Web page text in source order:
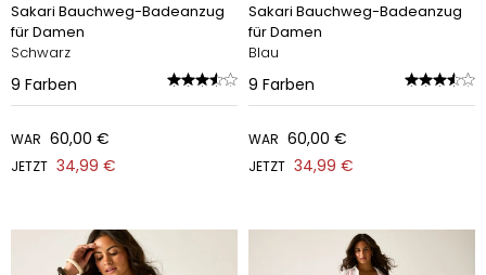
Sakari Bauchweg-Badeanzug
für Damen
Schwarz
9 Farben
WAR 60,00 €
JETZT 34,99 €
Sakari Bauchweg-Badeanzug
für Damen
Blau
9 Farben
WAR 60,00 €
JETZT 34,99 €